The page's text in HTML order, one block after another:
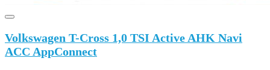
Volkswagen T-Cross 1,0 TSI Active AHK Navi
ACC AppConnect